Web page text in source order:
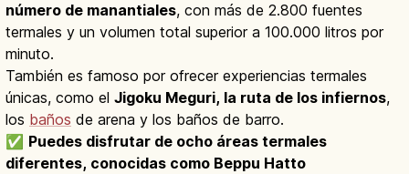
número de manantiales, con más de 2.800 fuentes
termales y un volumen total superior a 100.000 litros por
minuto.
También es famoso por ofrecer experiencias termales
únicas, como el Jigoku Meguri, la ruta de los infiernos,
los baños de arena y los baños de barro.
✅ Puedes disfrutar de ocho áreas termales
diferentes, conocidas como Beppu Hatto